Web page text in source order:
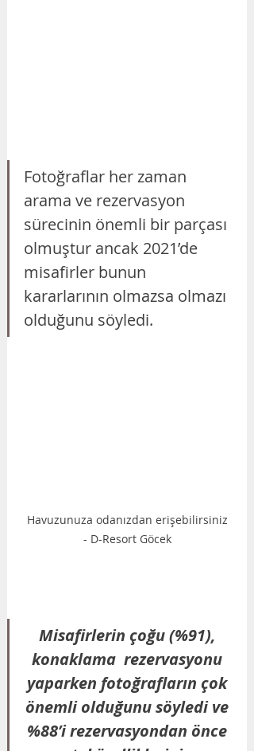
Fotoğraflar her zaman
arama ve rezervasyon
sürecinin önemli bir parçası
olmuştur ancak 2021’de
misafirler bunun
kararlarının olmazsa olmazı
olduğunu söyledi.
- D-Resort Göcek
Misafirlerin çoğu (%91),
konaklama  rezervasyonu
yaparken fotoğrafların çok
önemli olduğunu söyledi ve
%88’i rezervasyondan önce